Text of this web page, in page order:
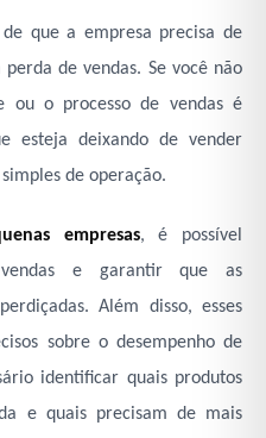
que a empresa precisa de
de vendas. Se você não
ou o processo de vendas é
esteja deixando de vender
de operação.
empresas, é possível
e garantir que as
Além disso, esses
sobre o desempenho de
identificar quais produtos
e quais precisam de mais